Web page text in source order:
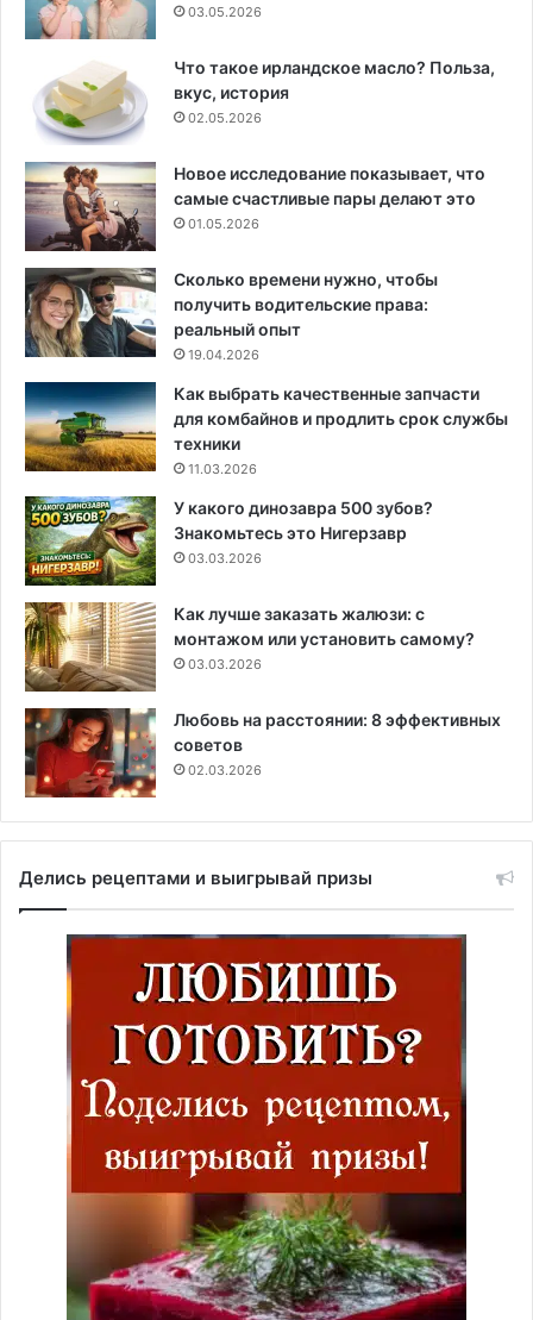
03.05.2026
Что такое ирландское масло? Польза,
вкус, история
02.05.2026
Новое исследование показывает, что
самые счастливые пары делают это
01.05.2026
Сколько времени нужно, чтобы
получить водительские права:
реальный опыт
19.04.2026
Как выбрать качественные запчасти
для комбайнов и продлить срок службы
техники
11.03.2026
У какого динозавра 500 зубов?
Знакомьтесь это Нигерзавр
03.03.2026
Как лучше заказать жалюзи: с
монтажом или установить самому?
03.03.2026
Любовь на расстоянии: 8 эффективных
советов
02.03.2026
Делись рецептами и выигрывай призы